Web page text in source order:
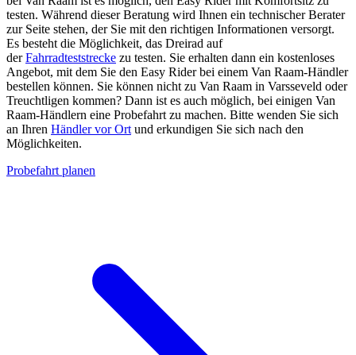
testen. Während dieser Beratung wird Ihnen ein technischer Berater
zur Seite stehen, der Sie mit den richtigen Informationen versorgt.
Es besteht die Möglichkeit, das Dreirad auf
derFahrradteststrecke zu testen. Sie erhalten dann ein kostenloses
Angebot, mit dem Sie den Easy Rider bei einem Van Raam-Händler
bestellen können. Sie können nicht zu Van Raam in Varsseveld oder
Treuchtligen kommen? Dann ist es auch möglich, bei einigen Van
Raam-Händlern eine Probefahrt zu machen. Bitte wenden Sie sich
an Ihren Händler vor Ort und erkundigen Sie sich nach den
Möglichkeiten.
Probefahrt planen